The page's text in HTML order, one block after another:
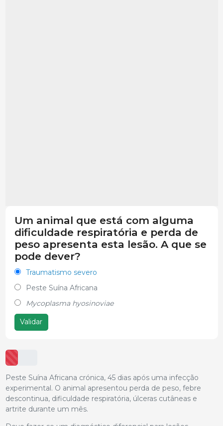
Um animal que está com alguma
dificuldade respiratória e perda de
peso apresenta esta lesão. A que se
pode dever?
Traumatismo severo
Peste Suína Africana
Mycoplasma hyosinoviae
Validar
Peste Suína Africana crónica, 45 dias após uma infecção
experimental. O animal apresentou perda de peso, febre
descontinua, dificuldade respiratória, úlceras cutâneas e
artrite durante um mês.